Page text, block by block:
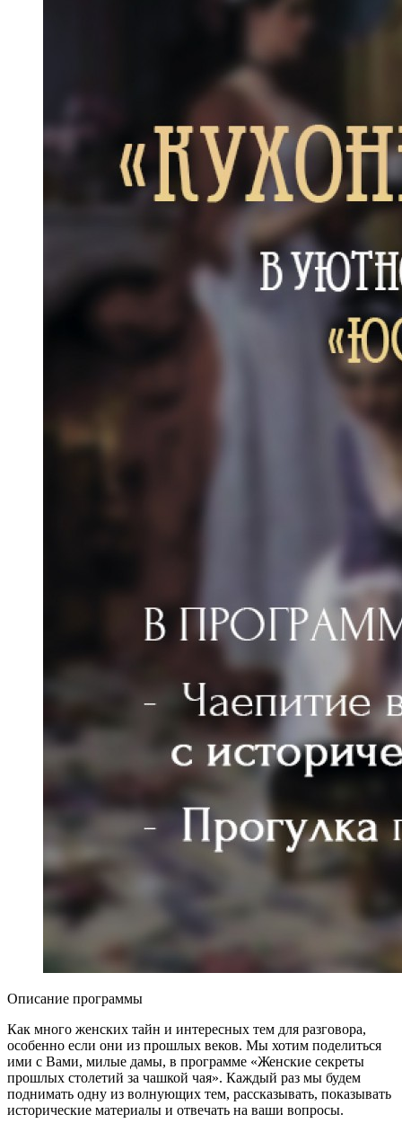
Описание программы
Как много женских тайн и интересных тем для разговора,
особенно если они из прошлых веков. Мы хотим поделиться
ими с Вами, милые дамы, в программе «Женские секреты
прошлых столетий за чашкой чая». Каждый раз мы будем
поднимать одну из волнующих тем, рассказывать, показывать
исторические материалы и отвечать на ваши вопросы.